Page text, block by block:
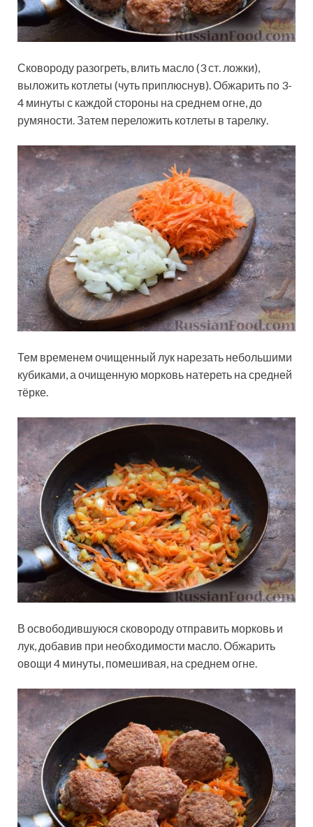
Сковороду разогреть, влить масло (3 ст. ложки),
выложить котлеты (чуть приплюснув). Обжарить по 3-
4 минуты с каждой стороны на среднем огне, до
румяности. Затем переложить котлеты в тарелку.
Тем временем очищенный лук нарезать небольшими
кубиками, а очищенную морковь натереть на средней
тёрке.
В освободившуюся сковороду отправить морковь и
лук, добавив при необходимости масло. Обжарить
овощи 4 минуты, помешивая, на среднем огне.